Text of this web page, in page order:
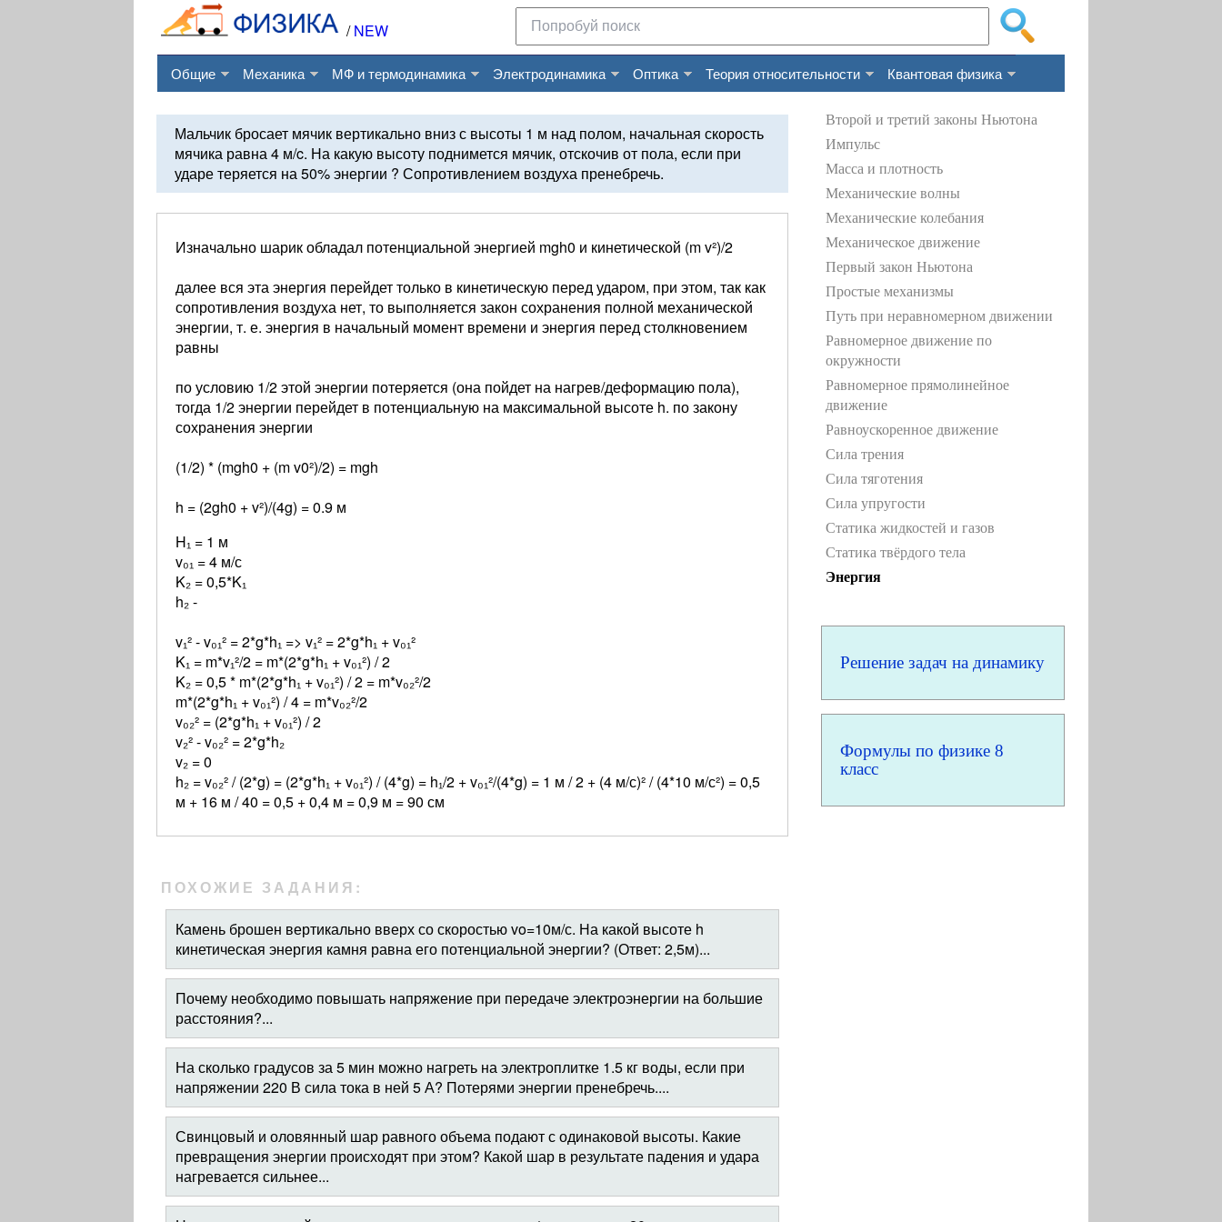
/NEW
Общие Механика МФ и термодинамика Электродинамика Оптика Теория относительности Квантовая физика
Мальчик бросает мячик вертикально вниз с высоты 1 м над полом, начальная скорость
мячика равна 4 м/c. На какую высоту поднимется мячик, отскочив от пола, если при
ударе теряется на 50% энергии ? Сопротивлением воздуха пренебречь.
Изначально шарик обладал потенциальной энергией mgh0 и кинетической (m v²)/2
далее вся эта энергия перейдет только в кинетическую перед ударом, при этом, так как
сопротивления воздуха нет, то выполняется закон сохранения полной механической
энергии, т. е. энергия в начальный момент времени и энергия перед столкновением
равны
по условию 1/2 этой энергии потеряется (она пойдет на нагрев/деформацию пола),
тогда 1/2 энергии перейдет в потенциальную на максимальной высоте h. по закону
сохранения энергии
(1/2) * (mgh0 + (m v0²)/2) = mgh
h = (2gh0 + v²)/(4g) = 0.9 м
H₁ = 1 м
v₀₁ = 4 м/с
K₂ = 0,5*K₁
h₂ -
v₁² - v₀₁² = 2*g*h₁ => v₁² = 2*g*h₁ + v₀₁²
K₁ = m*v₁²/2 = m*(2*g*h₁ + v₀₁²) / 2
K₂ = 0,5 * m*(2*g*h₁ + v₀₁²) / 2 = m*v₀₂²/2
m*(2*g*h₁ + v₀₁²) / 4 = m*v₀₂²/2
v₀₂² = (2*g*h₁ + v₀₁²) / 2
v₂² - v₀₂² = 2*g*h₂
v₂ = 0
h₂ = v₀₂² / (2*g) = (2*g*h₁ + v₀₁²) / (4*g) = h₁/2 + v₀₁²/(4*g) = 1 м / 2 + (4 м/с)² / (4*10 м/с²) = 0,5
м + 16 м / 40 = 0,5 + 0,4 м = 0,9 м = 90 см
ПОХОЖИЕ ЗАДАНИЯ:
Камень брошен вертикально вверх со скоростью vo=10м/с. На какой высоте h
кинетическая энергия камня равна его потенциальной энергии? (Ответ: 2,5м)...
Почему необходимо повышать напряжение при передаче электроэнергии на большие
расстояния?...
На сколько градусов за 5 мин можно нагреть на электроплитке 1.5 кг воды, если при
напряжении 220 В сила тока в ней 5 А? Потерями энергии пренебречь....
Свинцовый и оловянный шар равного объема подают с одинаковой высоты. Какие
превращения энергии происходят при этом? Какой шар в результате падения и удара
нагревается сильнее...
Второй и третий законы Ньютона
Импульс
Масса и плотность
Механические волны
Механические колебания
Механическое движение
Первый закон Ньютона
Простые механизмы
Путь при неравномерном движении
Равномерное движение по
окружности
Равномерное прямолинейное
движение
Равноускоренное движение
Сила трения
Сила тяготения
Сила упругости
Статика жидкостей и газов
Статика твёрдого тела
Энергия
Решение задач на динамику
Формулы по физике 8
класс